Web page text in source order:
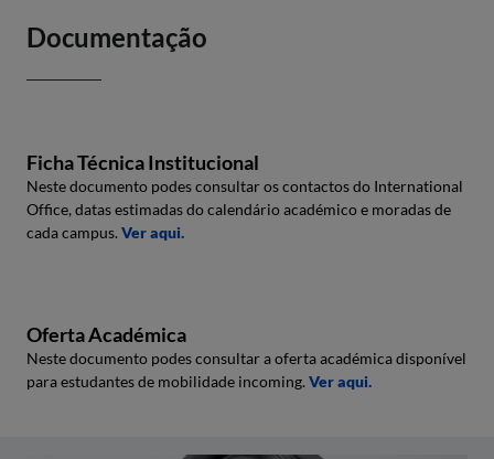
Documentação
Ficha Técnica Institucional
Neste documento podes consultar os contactos do International
Office, datas estimadas do calendário académico e moradas de
cada campus. Ver aqui.
Oferta Académica
Neste documento podes consultar a oferta académica disponível
para estudantes de mobilidade incoming. Ver aqui.